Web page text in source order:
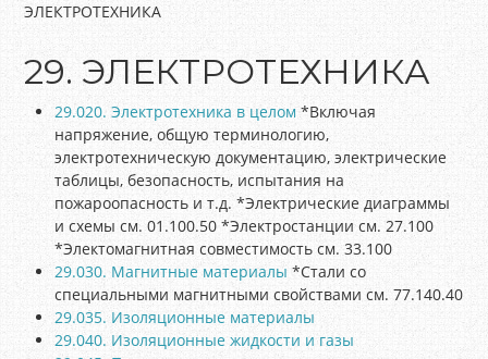
ЭЛЕКТРОТЕХНИКА
29. ЭЛЕКТРОТЕХНИКА
29.020. Электротехника в целом*Включая
напряжение, общую терминологию,
электротехническую документацию, электрические
таблицы, безопасность, испытания на
пожароопасность и т.д. *Электрические диаграммы
и схемы см. 01.100.50 *Электростанции см. 27.100
*Электомагнитная совместимость см. 33.100
29.030. Магнитные материалы*Стали со
специальными магнитными свойствами см. 77.140.40
29.035. Изоляционные материалы
29.040. Изоляционные жидкости и газы